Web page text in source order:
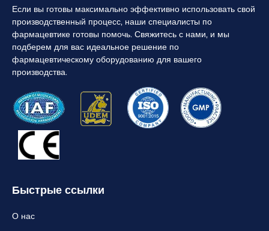
Если вы готовы максимально эффективно использовать свой
производственный процесс, наши специалисты по
фармацевтике готовы помочь. Свяжитесь с нами, и мы
подберем для вас идеальное решение по
фармацевтическому оборудованию для вашего
производства.
Быстрые ссылки
О нас